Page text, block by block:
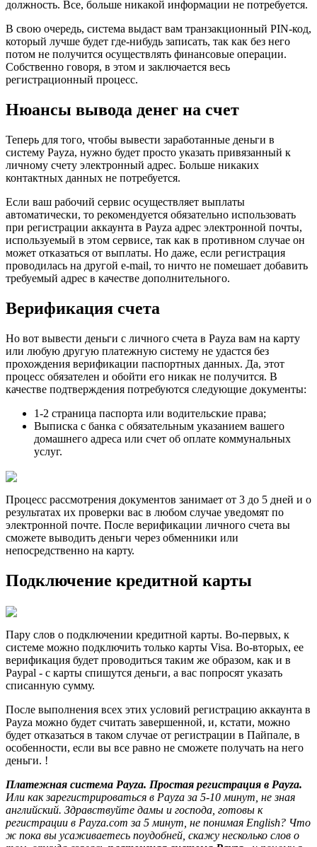
должность. Все, больше никакой информации не потребуется.
В свою очередь, система выдаст вам транзакционный PIN-код,
который лучше будет где-нибудь записать, так как без него
потом не получится осуществлять финансовые операции.
Собственно говоря, в этом и заключается весь
регистрационный процесс.
Нюансы вывода денег на счет
Теперь для того, чтобы вывести заработанные деньги в
систему Payza, нужно будет просто указать привязанный к
личному счету электронный адрес. Больше никаких
контактных данных не потребуется.
Если ваш рабочий сервис осуществляет выплаты
автоматически, то рекомендуется обязательно использовать
при регистрации аккаунта в Payza адрес электронной почты,
используемый в этом сервисе, так как в противном случае он
может отказаться от выплаты. Но даже, если регистрация
проводилась на другой e-mail, то ничто не помешает добавить
требуемый адрес в качестве дополнительного.
Верификация счета
Но вот вывести деньги с личного счета в Payza вам на карту
или любую другую платежную систему не удастся без
прохождения верификации паспортных данных. Да, этот
процесс обязателен и обойти его никак не получится. В
качестве подтверждения потребуются следующие документы:
1-2 страница паспорта или водительские права;
Выписка с банка с обязательным указанием вашего
домашнего адреса или счет об оплате коммунальных
услуг.
Процесс рассмотрения документов занимает от 3 до 5 дней и о
результатах их проверки вас в любом случае уведомят по
электронной почте. После верификации личного счета вы
сможете выводить деньги через обменники или
непосредственно на карту.
Подключение кредитной карты
Пару слов о подключении кредитной карты. Во-первых, к
системе можно подключить только карты Visa. Во-вторых, ее
верификация будет проводиться таким же образом, как и в
Paypal - с карты спишутся деньги, а вас попросят указать
списанную сумму.
После выполнения всех этих условий регистрацию аккаунта в
Payza можно будет считать завершенной, и, кстати, можно
будет отказаться в таком случае от регистрации в Пайпале, в
особенности, если вы все равно не сможете получать на него
деньги. !
Платежная система Payza. Простая регистрация в Payza.
Или как зарегистрироваться в Payza за 5-10 минут, не зная
английский. Здравствуйте дамы и господа, готовы к
регистрации в Payza.com за 5 минут, не понимая English? Что
ж пока вы усаживаетесь поудобней, скажу несколько слов о